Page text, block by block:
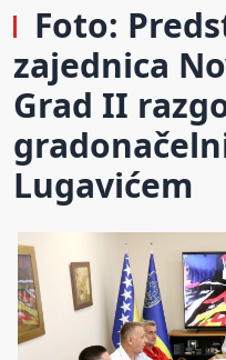
Foto:
zajednica
Grad II
Lugavićem